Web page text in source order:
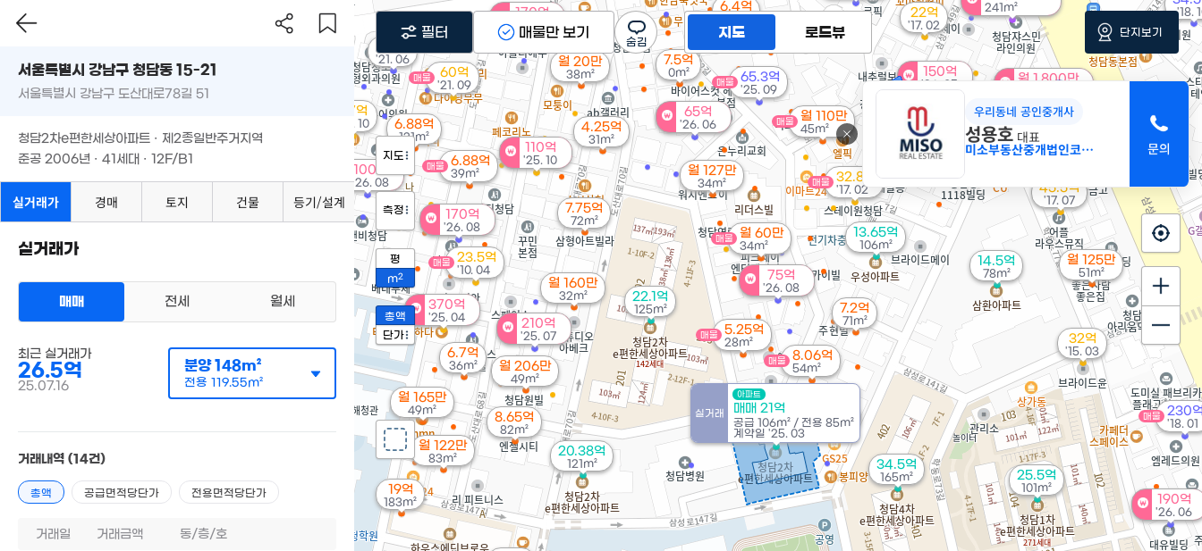
75억
'26. 08
23.5억
'10. 04
매물
170억
'26. 08
100억
'26. 08
월 60만
34m²
매물
73억
'26. 08
20.38억
121m²
월 127만
34m²
5.25억
28m²
매물
65억
'26. 06
월 122만
83m²
월 165만
49m²
월 206만
49m²
190억
'26. 06
월 1,800만
25.5억
101m²
241m²
150억
'26. 05
7.5억
0m²
14.5억
78m²
8.06억
54m²
매물
6.88억
39m²
매물
월 20만
38m²
60억
'21. 09
매물
6.4억
34.5억
165m²
월 160만
32m²
110억
'25. 10
65.3억
'25. 09
매물
70억
'25. 08
210억
'25. 07
월 110만
45m²
매물
32.8억
'17. 02
매물
월 125만
51m²
170억
'25. 04
370억
'25. 04
'21. 03
매물
230
'18. 01
매물
37억
'18. 10
실거래
아파트
매매 21억
공급 106m² / 전용 85m²
계약일 '25. 03
22.1억
125m²
13.65억
106m²
4.25억
31m²
19억
183m²
7.2억
71m²
6.7억
36m²
'21. 06
7.75억
72m²
8.65억
82m²
'18.
45.5억
'17. 07
22억
'17. 02
6.88억
121m²
32억
'15. 03
우리동네 공인중개사
성용호 대표
미소부동산중개법인코리아
지도 로드뷰
지도
측정
평
m2
총액
단가
필터 매물만 보기 단지보기
서울특별시 강남구 청담동 15-21
서울특별시 강남구 도산대로78길 51
청담2차e편한세상아파트 · 제2종일반주거지역
준공 2006년 · 41세대 · 12F/B1
실거래가 경매 토지 건물 등기/설계
실거래가
매매 전세 월세
최근 실거래가
26.5억
25.07.16
분양148m²
전용 119.55m²
거래내역 (14건)
총액 공급면적당단가 전용면적당단가
거래일 거래금액 동/층/호